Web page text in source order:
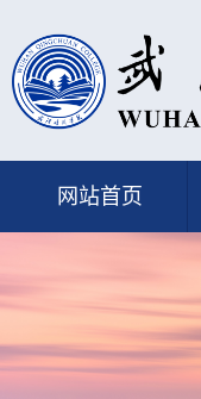
网站首页